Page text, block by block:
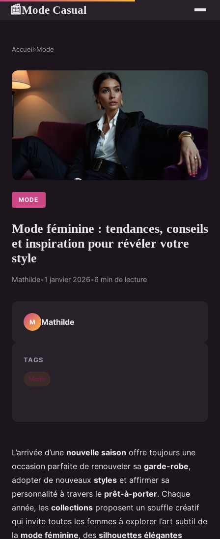
📰Mode Casual
Accueil›Mode
MODE
Mode féminine : tendances, conseils
et inspiration pour révéler votre
style
Mathilde•1 janvier 2026•6 min de lecture
L’arrivée d’une nouvelle saison offre toujours une
occasion parfaite de renouveler sa garde-robe,
adopter de nouveaux styles et affirmer sa
personnalité à travers le prêt-à-porter. Chaque
année, les collections proposent un souffle créatif
qui invite toutes les femmes à explorer l’art subtil de
la mode féminine, des silhouettes élégantes
M Mathilde
TAGS
Mode